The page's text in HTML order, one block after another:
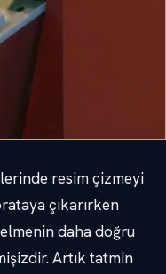
resim çizmeyi
çıkarırken
daha doğru
Artık tatmin